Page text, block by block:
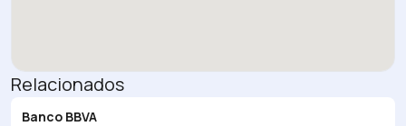
Relacionados
Banco BBVA